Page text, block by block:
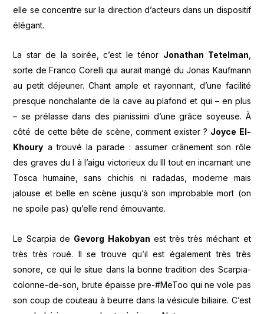
elle se concentre sur la direction d’acteurs dans un dispositif
élégant.
La star de la soirée, c’est le ténor Jonathan Tetelman,
sorte de Franco Corelli qui aurait mangé du Jonas Kaufmann
au petit déjeuner. Chant ample et rayonnant, d’une facilité
presque nonchalante de la cave au plafond et qui – en plus
– se prélasse dans des pianissimi d’une grâce soyeuse. À
côté de cette bête de scène, comment exister ? Joyce El-
Khoury a trouvé la parade : assumer crânement son rôle
des graves du I à l’aigu victorieux du III tout en incarnant une
Tosca humaine, sans chichis ni radadas, moderne mais
jalouse et belle en scène jusqu’à son improbable mort (on
ne spoile pas) qu’elle rend émouvante.
Le Scarpia de Gevorg Hakobyan est très très méchant et
très très roué. Il se trouve qu’il est également très très
sonore, ce qui le situe dans la bonne tradition des Scarpia-
colonne-de-son, brute épaisse pre-#MeToo qui ne vole pas
son coup de couteau à beurre dans la vésicule biliaire. C’est